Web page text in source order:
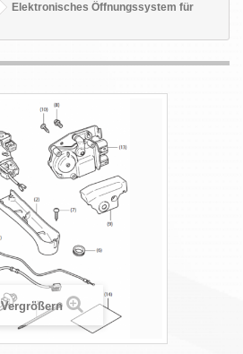
Elektronisches Öffnungssystem für
Vergrößern